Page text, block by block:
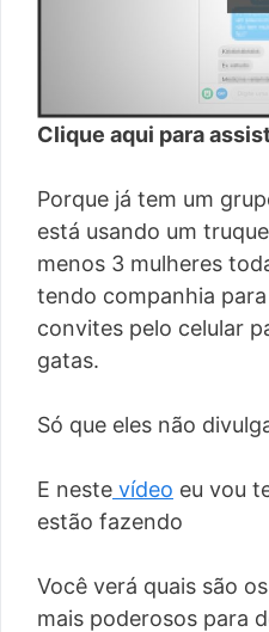
Clique aqui para
Porque já tem um
está usando um
menos 3 mulheres
tendo companhia
convites pelo celular
gatas.
Só que eles não
E neste vídeo eu vou
estão fazendo
Você verá quais são
mais poderosos para